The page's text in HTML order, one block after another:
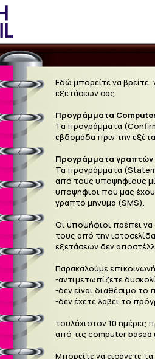
Εδώ μπορείτε να
εξετάσεων σας.
Προγράμματα
Τα προγράμματα
εβδομάδα πριν την
Προγράμματα γραπτών
Τα προγράμματα
από τους υποψηφίους
υποψήφιοι που μας
γραπτό μήνυμα (SMS).
Οι υποψήφιοι πρέπει
τους από την
εξετάσεων δεν
Παρακαλούμε
-αντιμετωπίζετε
-δεν είναι διαθέσιμο
-δεν έχετε λάβει το
τουλάχιστον 10 ημέρες
από τις computer based
Μπορείτε να εισάγετε τα